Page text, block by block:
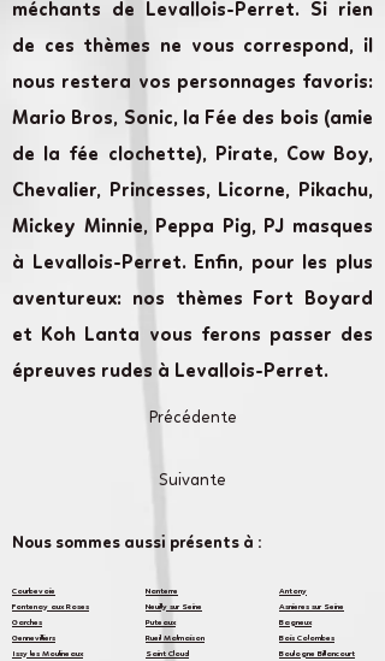
méchants de Levallois-Perret. Si rien
de ces thèmes ne vous correspond, il
nous restera vos personnages favoris:
Mario Bros, Sonic, la Fée des bois (amie
de la fée clochette), Pirate, Cow Boy,
Chevalier, Princesses, Licorne, Pikachu,
Mickey Minnie, Peppa Pig, PJ masques
à Levallois-Perret. Enfin, pour les plus
aventureux: nos thèmes Fort Boyard
et Koh Lanta vous ferons passer des
épreuves rudes à Levallois-Perret.
Précédente
Suivante
Nous sommes aussi présents à :
​Courbevoie
Fontenay aux Roses
Garches
Gennevilliers
Issy les Moulineaux
Nanterre
Neuilly sur Seine
Puteaux
Rueil Malmaison
Saint Cloud
Antony
Asnieres sur Seine
Bagneux
Bois Colombes
Boulogne Billancourt